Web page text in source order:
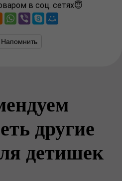
в соц. сетях😇
Напомнить
другие
детишек